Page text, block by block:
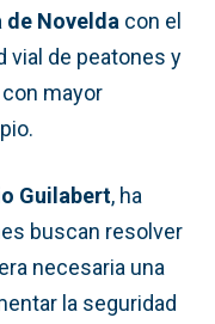
de Novelda con el
vial de peatones y
mayor
Guilabert, ha
buscan resolver
necesaria una
la seguridad